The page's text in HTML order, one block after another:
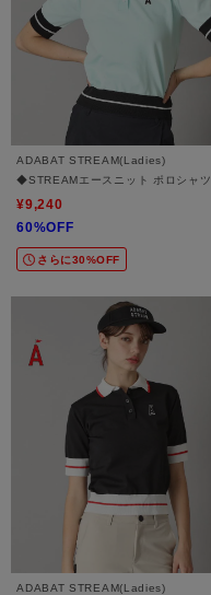
ADABAT STREAM(Ladies)
◆STREAMエースニット ポロシャツ
¥9,240
60%OFF
さらに30%OFF
ADABAT STREAM(Ladies)